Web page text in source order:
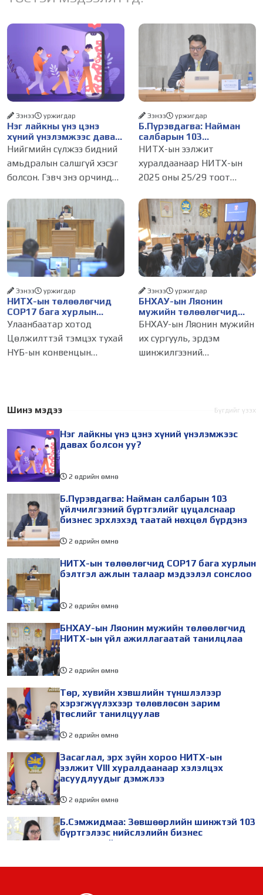
Нэг лайкны үнэ цэнэ
хүний үнэлэмжээс давах
болсон уу?
Ээнээ уржигдар
Нийгмийн сүлжээ бидний
амьдралын салшгүй хэсэг
болсон. Гэвч энэ орчинд
амжилт, тэр ч байтугай
хүний үнэ цэнийг хүртэл
лайк, шэйр, дагагчийн
тоогоор хэмжих хандлага
газар авч
Б.Пүрэвдагва: Найман
салбарын 103
үйлчилгээний
бүртгэлийг цуцалснаар
бизнес эрхлэхэд таатай
нөхцөл бүрдэнэ
Ээнээ уржигдар
НИТХ-ын ээлжит
хуралдаанаар НИТХ-ын
2025 оны 25/29 тоот
журмын зарим хэсгийг
хүчингүй болгож,
зөвшөөрлийн шинжтэй
103 бүртгэлээс нийслэлийн
бизнес эрхлэгчдийг
НИТХ-ын төлөөлөгчид
COP17 бага хурлын
бэлтгэл ажлын талаар
мэдээлэл сонслоо
Ээнээ уржигдар
Улаанбаатар хотод
Цөлжилттэй тэмцэх тухай
НҮБ-ын конвенцын
өдөр зохион
холбогдуулан Нийслэлийн
БНХАУ-ын Ляонин
мужийн төлөөлөгчид
НИТХ-ын үйл
танилцлаа
Ээнээ уржигдар
БНХАУ-ын Ляонин мужийн
их сургууль, эрдэм
шинжилгээний
төлөөлөгчид Монгол
айлчлалынхаа хүрээнд
Шинэ мэдээ Бүгдийг үзэх
Нэг лайкны үнэ цэнэ хүний үнэлэмжээс
давах болсон уу?
2 өдрийн өмнө
Б.Пүрэвдагва: Найман салбарын 103
үйлчилгээний бүртгэлийг цуцалснаар
бизнес эрхлэхэд таатай нөхцөл бүрдэнэ
2 өдрийн өмнө
НИТХ-ын төлөөлөгчид COP17 бага хурлын
бэлтгэл ажлын талаар мэдээлэл сонслоо
2 өдрийн өмнө
БНХАУ-ын Ляонин мужийн төлөөлөгчид
НИТХ-ын үйл ажиллагаатай танилцлаа
2 өдрийн өмнө
Төр, хувийн хэвшлийн түншлэлээр
хэрэгжүүлэхээр төлөвлөсөн зарим
төслийг танилцуулав
2 өдрийн өмнө
Засаглал, эрх зүйн хороо НИТХ-ын
ээлжит VIII хуралдаанаар хэлэлцэх
асуудлуудыг дэмжлээ
2 өдрийн өмнө
Б.Сэмжидмаа: Зөвшөөрлийн шинжтэй 103
бүртгэлээс нийслэлийн бизнес
эрхлэгчдийг чөлөөллөө